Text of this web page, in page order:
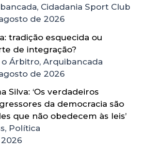
Cidadania Sport Club
de 2026
tradição esquecida ou
de integração?
Árbitro, Arquibancada
de 2026
Silva: ‘Os verdadeiros
da democracia são
que não obedecem às leis’
Política